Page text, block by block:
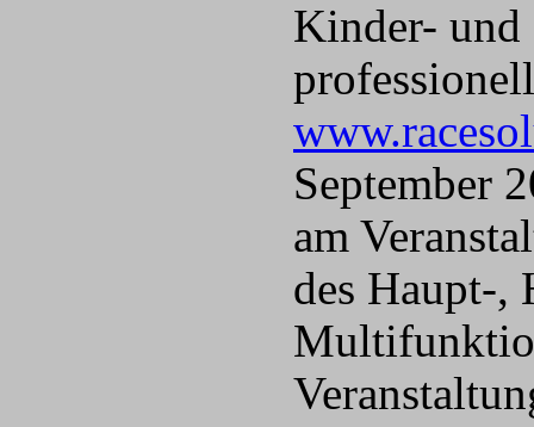
Kinder- und
September
am
des Haupt-,